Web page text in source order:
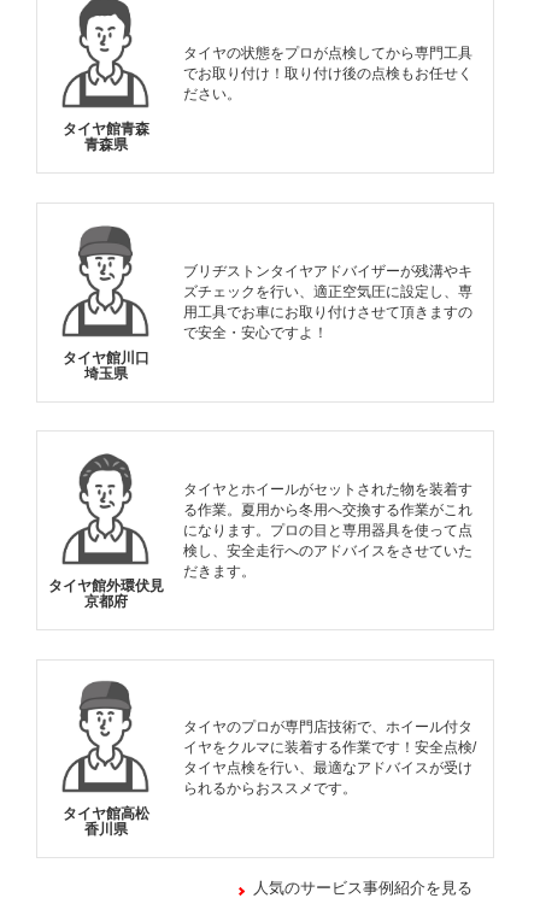
タイヤ館青森
青森県
タイヤの状態をプロが点検してから専門工具
でお取り付け！取り付け後の点検もお任せく
ださい。
タイヤ館川口
埼玉県
ブリヂストンタイヤアドバイザーが残溝やキ
ズチェックを行い、適正空気圧に設定し、専
用工具でお車にお取り付けさせて頂きますの
で安全・安心ですよ！
タイヤ館外環伏見
京都府
タイヤとホイールがセットされた物を装着す
る作業。夏用から冬用へ交換する作業がこれ
になります。プロの目と専用器具を使って点
検し、安全走行へのアドバイスをさせていた
だきます。
タイヤ館高松
香川県
タイヤのプロが専門店技術で、ホイール付タ
イヤをクルマに装着する作業です！安全点検/
タイヤ点検を行い、最適なアドバイスが受け
られるからおススメです。
人気のサービス事例紹介を見る